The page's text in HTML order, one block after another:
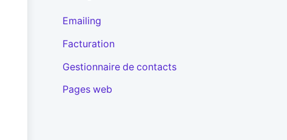
Emailing
Facturation
Gestionnaire de contacts
Pages web